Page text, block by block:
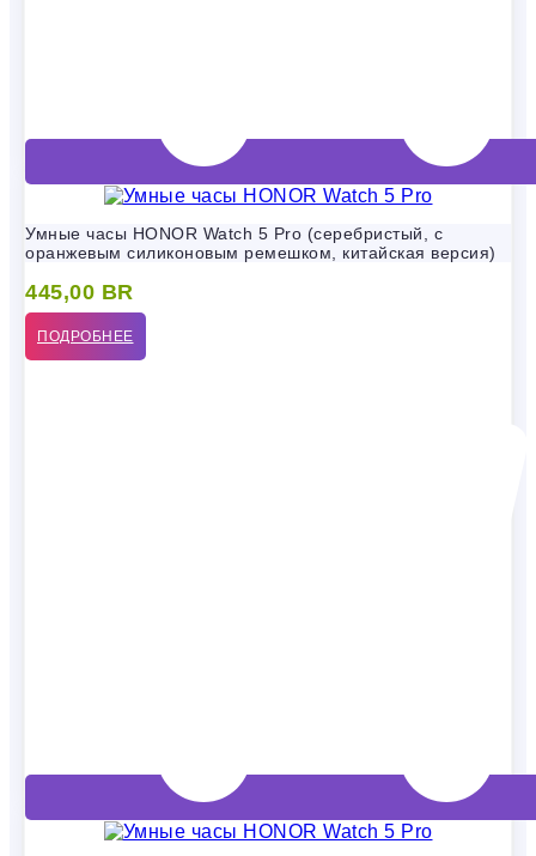
Умные часы HONOR Watch 5 Pro (серебристый, с
оранжевым силиконовым ремешком, китайская версия)
445,00 BR
ПОДРОБНЕЕ